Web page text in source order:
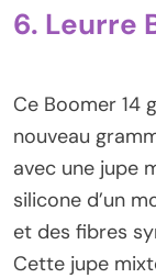
6. Leurre
Ce Boomer 14
nouveau
avec une jupe
silicone d’un
et des fibres
Cette jupe